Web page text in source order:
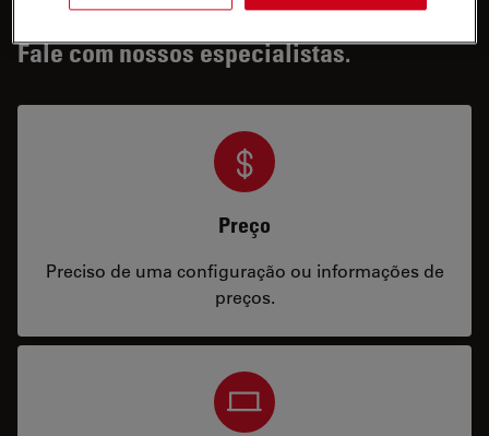
Interessado em saber mais?
Fale com nossos especialistas.
Preço
Preciso de uma configuração ou informações de
preços.